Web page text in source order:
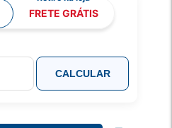
FRETE GRÁTIS
CALCULAR